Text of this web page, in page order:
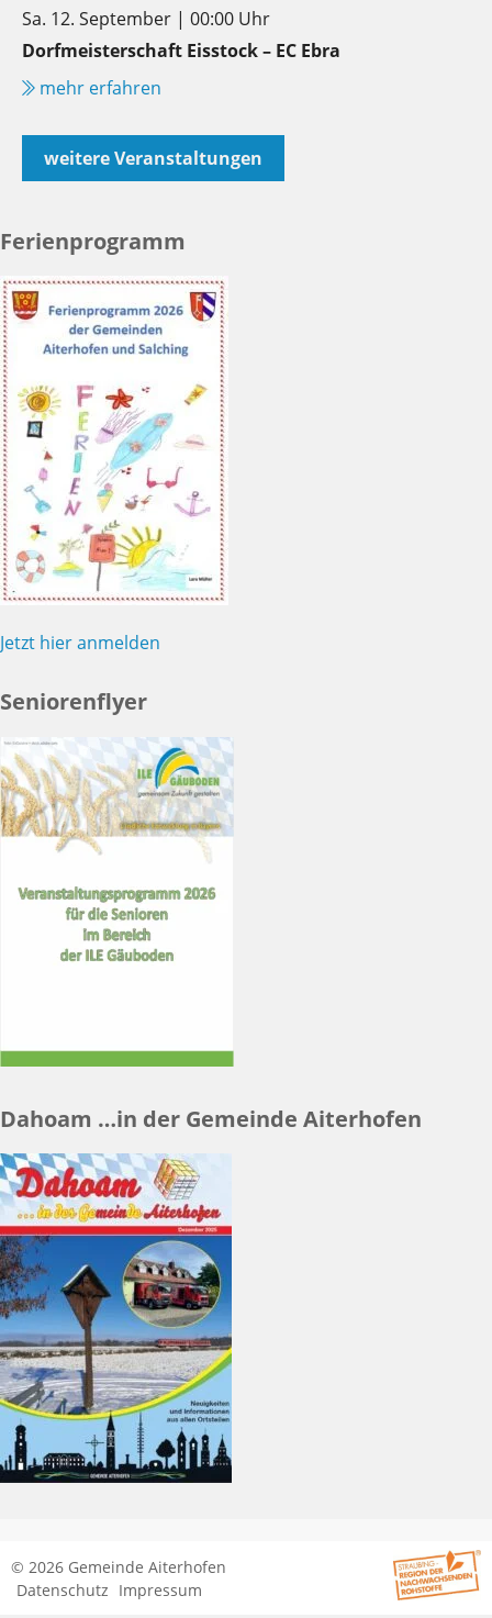
Sa. 12. September | 00:00 Uhr
Dorfmeisterschaft Eisstock – EC Ebra
mehr erfahren
weitere Veranstaltungen
Ferienprogramm
Jetzt hier anmelden
Seniorenflyer
Dahoam …in der Gemeinde Aiterhofen
© 2026 Gemeinde Aiterhofen
Datenschutz Impressum